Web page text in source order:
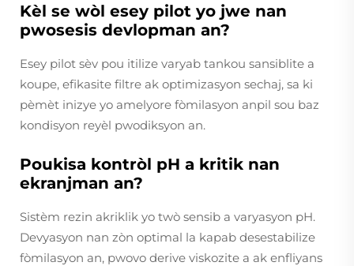
Kèl se wòl esey pilot yo jwe nan
pwosesis devlopman an?
Esey pilot sèv pou itilize varyab tankou sansiblite a
koupe, efikasite filtre ak optimizasyon sechaj, sa ki
pèmèt inizye yo amelyore fòmilasyon anpil sou baz
kondisyon reyèl pwodiksyon an.
Poukisa kontròl pH a kritik nan
ekranjman an?
Sistèm rezin akriklik yo twò sensib a varyasyon pH.
Devyasyon nan zòn optimal la kapab desestabilize
fòmilasyon an, pwovo derive viskozite a ak enfliyans